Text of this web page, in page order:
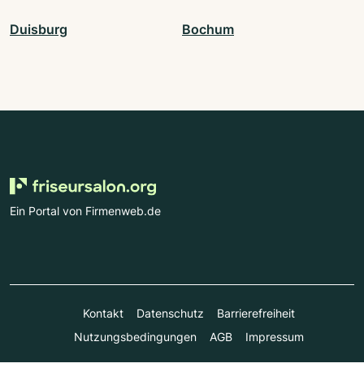
Duisburg Bochum
Ein Portal von Firmenweb.de
Kontakt Datenschutz
Barrierefreiheit
Nutzungsbedingungen
AGB Impressum